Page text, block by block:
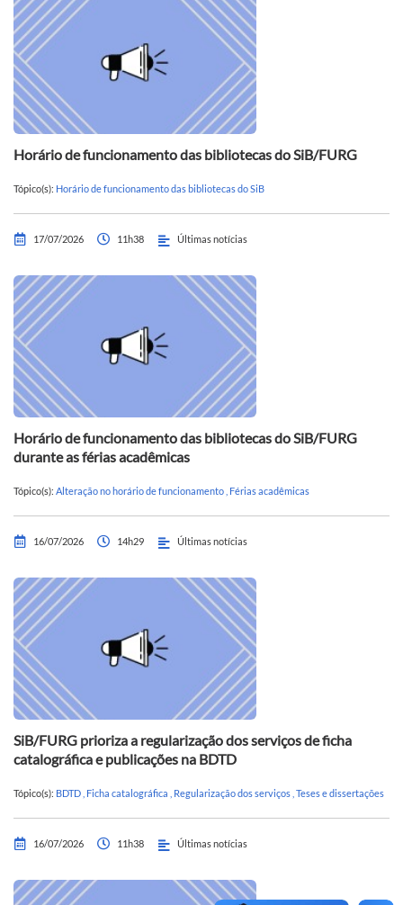
Horário de funcionamento das bibliotecas do SiB/FURG
Tópico(s): Horário de funcionamento das bibliotecas do SiB
17/07/2026 11h38 Últimas notícias
Horário de funcionamento das bibliotecas do SiB/FURG
durante as férias acadêmicas
Tópico(s): Alteração no horário de funcionamento Férias acadêmicas
16/07/2026 14h29 Últimas notícias
SiB/FURG prioriza a regularização dos serviços de ficha
catalográfica e publicações na BDTD
Tópico(s): BDTD Ficha catalográfica Regularização dos serviços Teses e dissertações
16/07/2026 11h38 Últimas notícias